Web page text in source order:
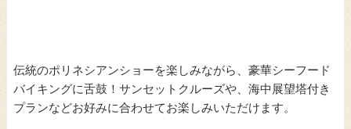
伝統のポリネシアンショーを楽しみながら、豪華シーフード
バイキングに舌鼓！サンセットクルーズや、海中展望塔付き
プランなどお好みに合わせてお楽しみいただけます。